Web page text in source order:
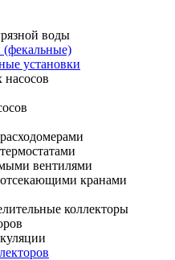
воды
(фекальные)
установки
вентилями
кранами
коллекторы